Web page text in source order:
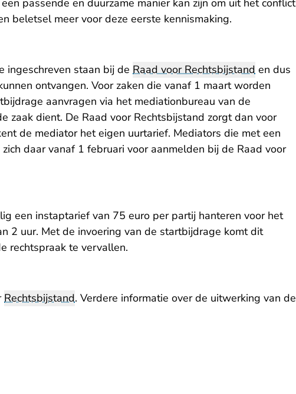
passende en duurzame manier kan zijn om uit het conflict
beletsel meer voor deze eerste kennismaking.
ingeschreven staan bij de Raad voor Rechtsbijstand en dus
ontvangen. Voor zaken die vanaf 1 maart worden
aanvragen via het mediationbureau van de
zaak dient. De Raad voor Rechtsbijstand zorgt dan voor
de mediator het eigen uurtarief. Mediators die met een
daar vanaf 1 februari voor aanmelden bij de Raad voor
een instaptarief van 75 euro per partij hanteren voor het
2 uur. Met de invoering van de startbijdrage komt dit
rechtspraak te vervallen.
Rechtsbijstand. Verdere informatie over de uitwerking van de